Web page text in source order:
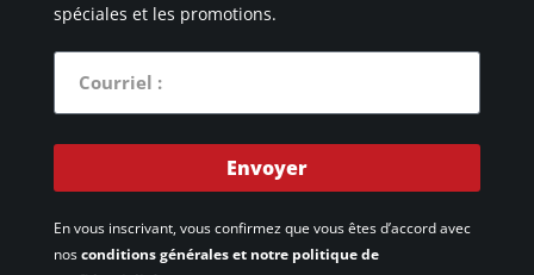
spéciales et les promotions.
Envoyer
En vous inscrivant, vous confirmez que vous êtes d’accord avec
nosconditions générales et notre politique de